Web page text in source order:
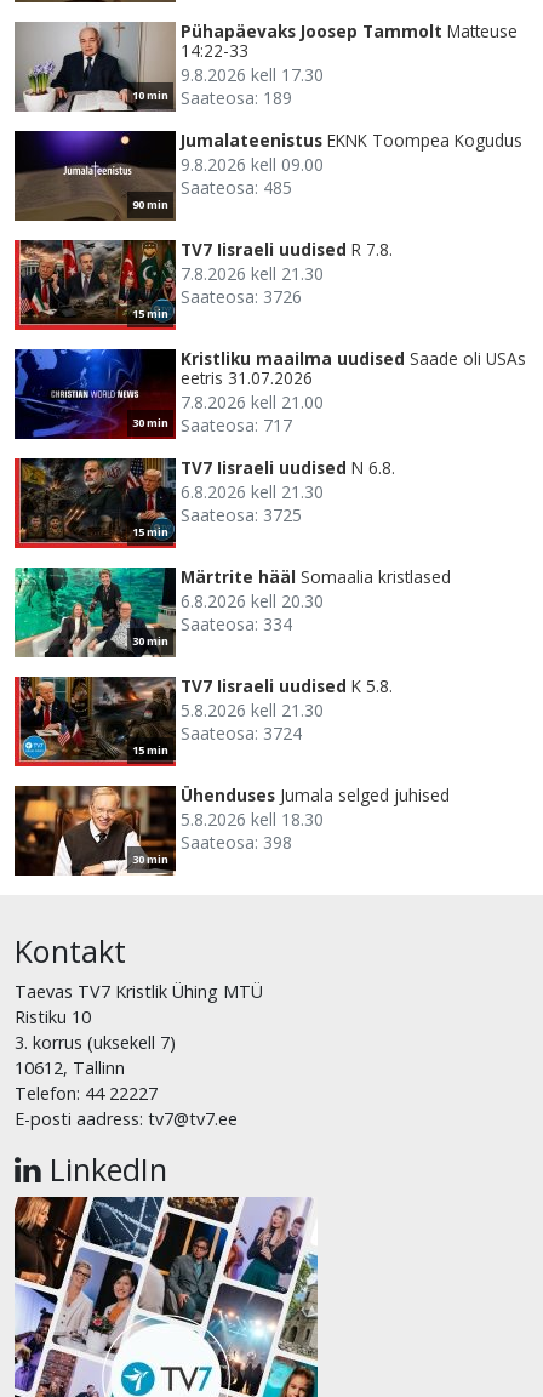
10 min
Pühapäevaks Joosep Tammolt Matteuse
14:22-33
9.8.2026 kell 17.30
Saateosa: 189
90 min
Jumalateenistus EKNK Toompea Kogudus
9.8.2026 kell 09.00
Saateosa: 485
15 min
TV7 Iisraeli uudised R 7.8.
7.8.2026 kell 21.30
Saateosa: 3726
30 min
Kristliku maailma uudised Saade oli USAs
eetris 31.07.2026
7.8.2026 kell 21.00
Saateosa: 717
15 min
TV7 Iisraeli uudised N 6.8.
6.8.2026 kell 21.30
Saateosa: 3725
30 min
Märtrite hääl Somaalia kristlased
6.8.2026 kell 20.30
Saateosa: 334
15 min
TV7 Iisraeli uudised K 5.8.
5.8.2026 kell 21.30
Saateosa: 3724
30 min
Ühenduses Jumala selged juhised
5.8.2026 kell 18.30
Saateosa: 398
Kontakt
Taevas TV7 Kristlik Ühing MTÜ
Ristiku 10
3. korrus (uksekell 7)
10612, Tallinn
Telefon: 44 22227
E-posti aadress: tv7@tv7.ee
LinkedIn